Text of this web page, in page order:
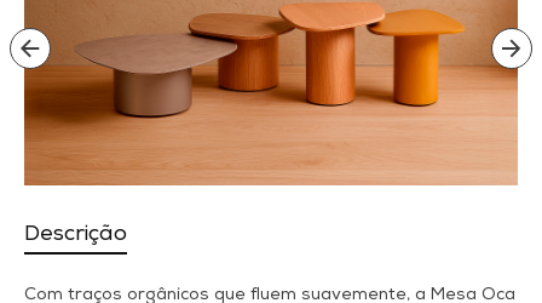
Descrição
Com traços orgânicos que fluem suavemente, a Mesa Oca